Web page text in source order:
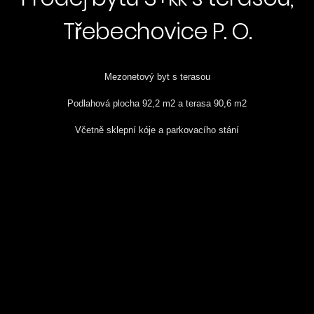
Třebechovice P. O.
Mezonetový byt s terasou
Podlahová plocha 92,2 m2 a terasa 90,6 m2
Včetně sklepní kóje a parkovacího stání